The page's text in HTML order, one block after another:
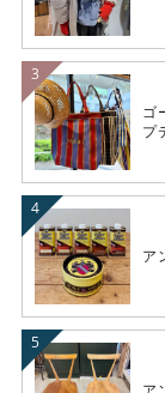
ゴ
プ
ア